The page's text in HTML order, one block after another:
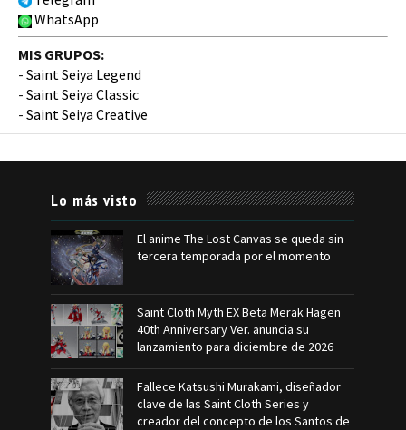
WhatsApp
MIS GRUPOS:
- Saint Seiya Legend
- Saint Seiya Classic
- Saint Seiya Creative
Lo más visto
El anime The Lost Canvas se queda sin
tercera temporada por el momento
Saint Cloth Myth EX Beta Merak Hagen
40th Anniversary Ver. anuncia su
lanzamiento para diciembre de 2026
Fallece Katsushi Murakami, diseñador
clave de las Saint Cloth Series y
creador del concepto de los Santos de